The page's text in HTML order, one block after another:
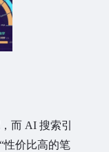
而 AI 搜索引
性价比高的笔